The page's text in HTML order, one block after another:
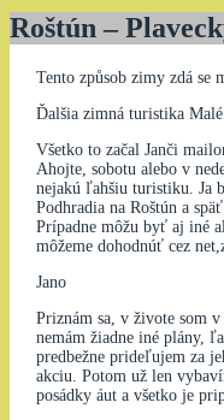
Roštún –
Tento způsob zimy zdá se
Ďalšia zimná turistika
Všetko to začal Janči
Ahojte, sobotu alebo v
nejakú ľahšiu turistiku. Ja
Podhradia na Roštún a
Prípadne môžu byť aj iné
môžeme dohodnúť cez
Jano
Priznám sa, v živote som
nemám žiadne iné plány,
predbežne prideľujem za
akciu. Potom už len
posádky áut a všetko je